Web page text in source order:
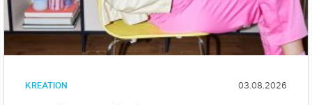
KREATION 03.08.2026